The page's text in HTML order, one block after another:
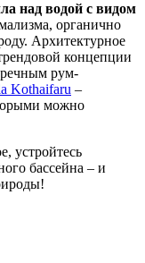
над водой с видом
органично
Архитектурное
концепции
рум-
Kothaifaru –
можно
устройтесь
бассейна – и